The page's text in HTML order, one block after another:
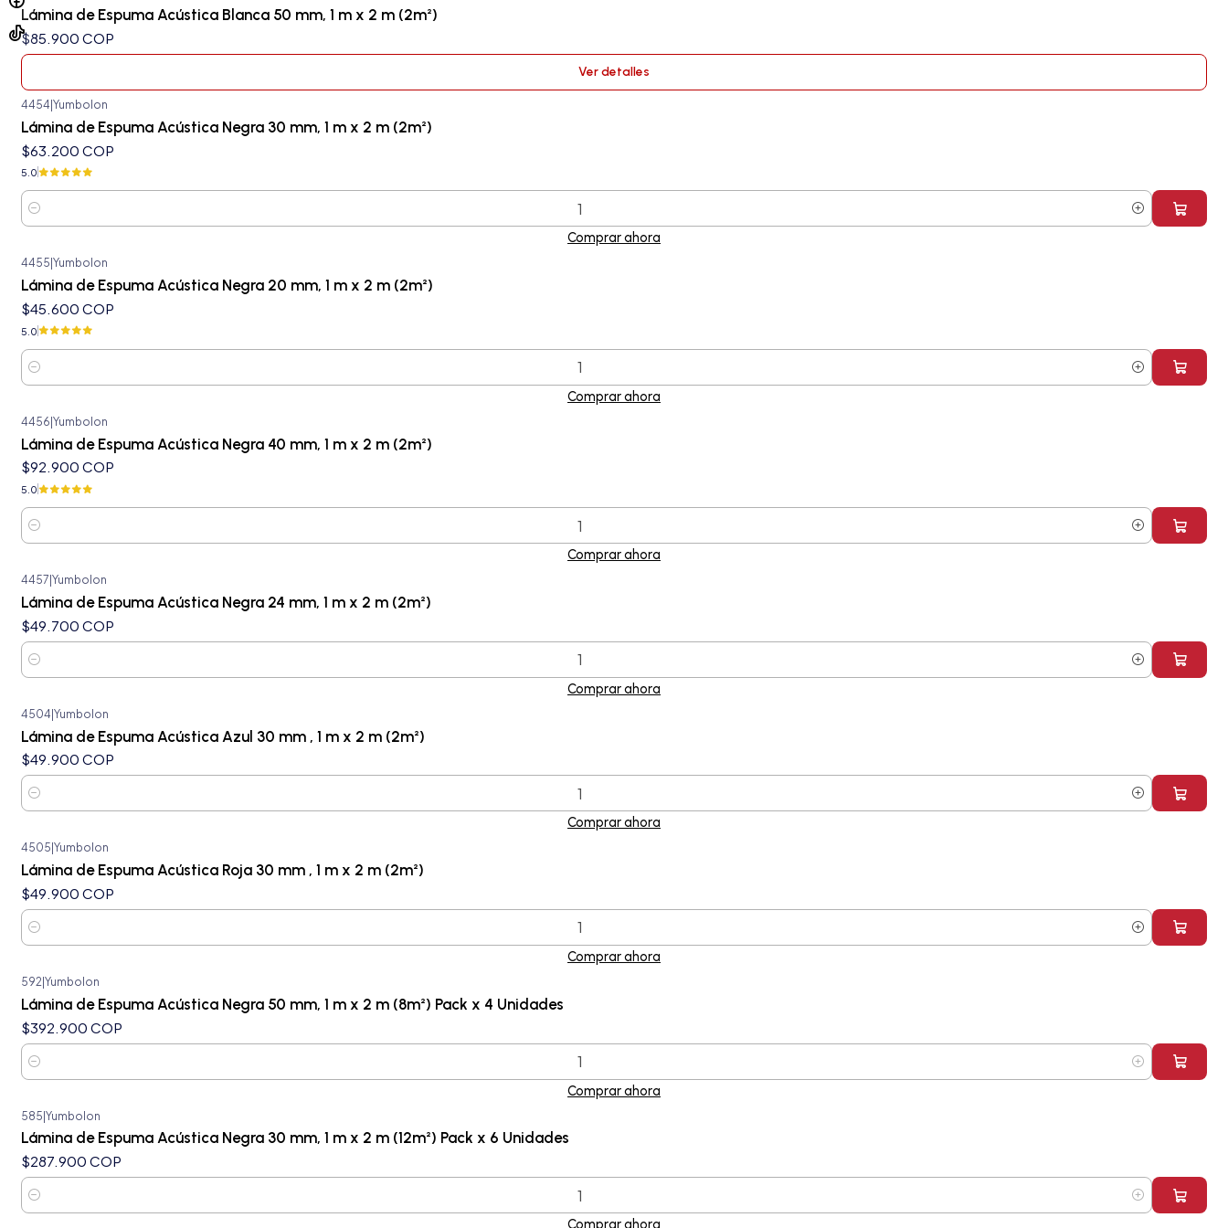
Agotado
Lámina de Espuma Acústica Blanca 50 mm, 1 m x 2 m (2m²)
$85.900 COP
Ver detalles
4454 Yumbolon
Lámina de Espuma Acústica Negra 30 mm, 1 m x 2 m (2m²)
$63.200 COP
5.0
Cantidad
Comprar ahora
4455 Yumbolon
Lámina de Espuma Acústica Negra 20 mm, 1 m x 2 m (2m²)
$45.600 COP
5.0
Cantidad
Comprar ahora
4456 Yumbolon
Lámina de Espuma Acústica Negra 40 mm, 1 m x 2 m (2m²)
$92.900 COP
5.0
Cantidad
Comprar ahora
4457 Yumbolon
Lámina de Espuma Acústica Negra 24 mm, 1 m x 2 m (2m²)
$49.700 COP
Cantidad
Comprar ahora
4504 Yumbolon
Lámina de Espuma Acústica Azul 30 mm , 1 m x 2 m (2m²)
$49.900 COP
Cantidad
Comprar ahora
4505 Yumbolon
Lámina de Espuma Acústica Roja 30 mm , 1 m x 2 m (2m²)
$49.900 COP
Cantidad
Comprar ahora
592 Yumbolon
Lámina de Espuma Acústica Negra 50 mm, 1 m x 2 m (8m²) Pack x 4 Unidades
$392.900 COP
Cantidad
Comprar ahora
585|Yumbolon
Lámina de Espuma Acústica Negra 30 mm, 1 m x 2 m (12m²) Pack x 6 Unidades
$287.900 COP
Cantidad
Comprar ahora